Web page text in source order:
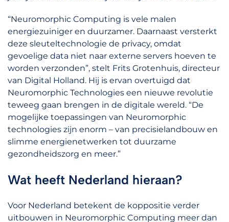
“Neuromorphic Computing is vele malen
energiezuiniger en duurzamer. Daarnaast versterkt
deze sleuteltechnologie de privacy, omdat
gevoelige data niet naar externe servers hoeven te
worden verzonden”, stelt Frits Grotenhuis, directeur
van Digital Holland. Hij is ervan overtuigd dat
Neuromorphic Technologies een nieuwe revolutie
teweeg gaan brengen in de digitale wereld. “De
mogelijke toepassingen van Neuromorphic
technologies zijn enorm – van precisielandbouw en
slimme energienetwerken tot duurzame
gezondheidszorg en meer.”
Wat heeft Nederland hieraan?
Voor Nederland betekent de koppositie verder
uitbouwen in Neuromorphic Computing meer dan